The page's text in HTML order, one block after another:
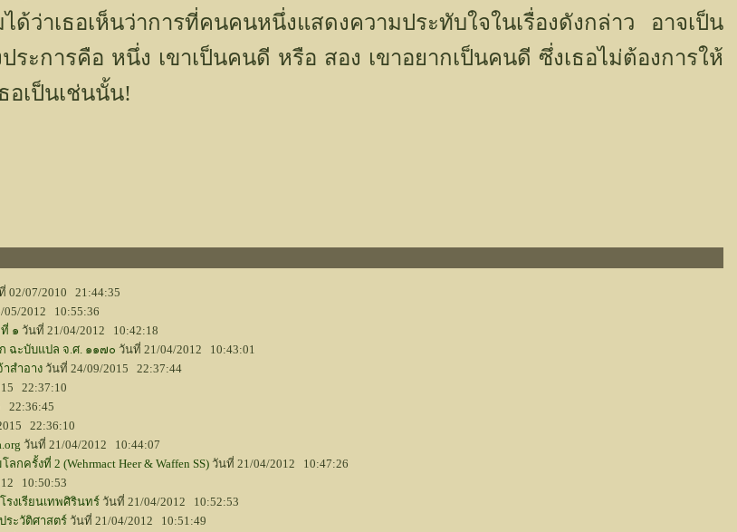
ว่าเธอเห็นว่าการที่คนคนหนึ่งแสดงความประทับใจในเรื่องดังกล่าว อาจเป็น
ประการคือ หนึ่ง เขาเป็นคนดี หรือ สอง เขาอยากเป็นคนดี ซึ่งเธอไม่ต้องการให้
อเป็นเช่นนั้น!
02/07/2010 21:44:35
05/2012 10:55:36
๑ วันที่ 21/04/2012 10:42:18
ฉะบับแปล จ.ศ. ๑๑๗๐ วันที่ 21/04/2012 10:43:01
าสำอาง วันที่ 24/09/2015 22:37:44
22:37:10
22:36:45
22:36:10
วันที่ 21/04/2012 10:44:07
ครั้งที่ 2 (Wehrmact Heer & Waffen SS) วันที่ 21/04/2012 10:47:26
10:50:53
งเรียนเทพศิรินทร์ วันที่ 21/04/2012 10:52:53
ระวัติศาสตร์ วันที่ 21/04/2012 10:51:49